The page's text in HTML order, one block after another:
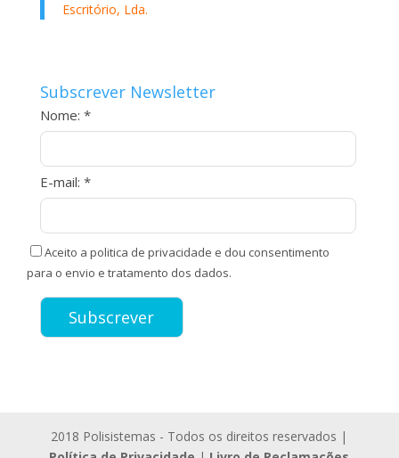
Escritório, Lda.
Subscrever Newsletter
Nome: *
E-mail: *
Aceito a politica de privacidade e dou consentimento
para o envio e tratamento dos dados.
2018 Polisistemas - Todos os direitos reservados |